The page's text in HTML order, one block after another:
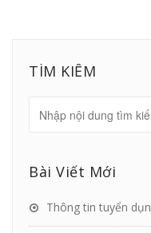
TÌM KIẾM
Bài Viết Mới
Thông tin tuyển